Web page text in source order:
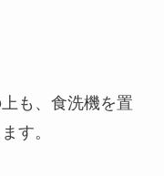
も、食洗機を置
す。